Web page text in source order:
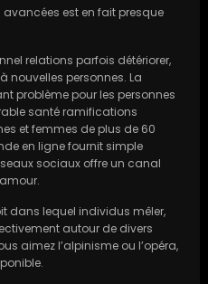
est en fait presque
relations parfois détériorer,
nouvelles personnes. La
problème pour les personnes
santé ramifications
et femmes de plus de 60
en ligne fournit simple
sociaux offre un canal
dans lequel individus mêler,
autour de divers
aimez l’alpinisme ou l’opéra,